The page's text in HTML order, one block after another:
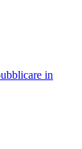
in